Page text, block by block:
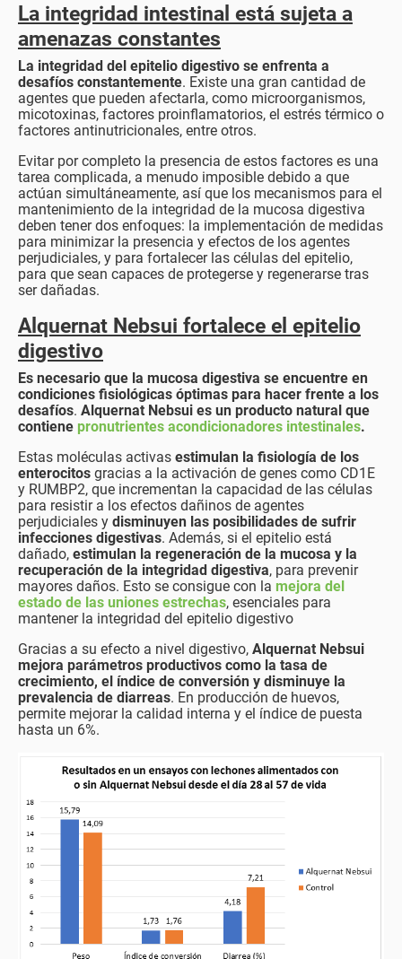
La integridad intestinal está sujeta a
amenazas constantes
La integridad del epitelio digestivo se enfrenta a
desafíos constantemente. Existe una gran cantidad de
agentes que pueden afectarla, como microorganismos,
micotoxinas, factores proinflamatorios, el estrés térmico o
factores antinutricionales, entre otros.
Evitar por completo la presencia de estos factores es una
tarea complicada, a menudo imposible debido a que
actúan simultáneamente, así que los mecanismos para el
mantenimiento de la integridad de la mucosa digestiva
deben tener dos enfoques: la implementación de medidas
para minimizar la presencia y efectos de los agentes
perjudiciales, y para fortalecer las células del epitelio,
para que sean capaces de protegerse y regenerarse tras
ser dañadas.
Alquernat Nebsui fortalece el epitelio
digestivo
Es necesario que la mucosa digestiva se encuentre en
condiciones fisiológicas óptimas para hacer frente a los
desafíos. Alquernat Nebsui es un producto natural que
contiene pronutrientes acondicionadores intestinales.
Estas moléculas activas estimulan la fisiología de los
enterocitos gracias a la activación de genes como CD1E
y RUMBP2, que incrementan la capacidad de las células
para resistir a los efectos dañinos de agentes
perjudiciales y disminuyen las posibilidades de sufrir
infecciones digestivas. Además, si el epitelio está
dañado, estimulan la regeneración de la mucosa y la
recuperación de la integridad digestiva, para prevenir
mayores daños. Esto se consigue con la mejora del
estado de las uniones estrechas, esenciales para
mantener la integridad del epitelio digestivo
Gracias a su efecto a nivel digestivo, Alquernat Nebsui
mejora parámetros productivos como la tasa de
crecimiento, el índice de conversión y disminuye la
prevalencia de diarreas. En producción de huevos,
permite mejorar la calidad interna y el índice de puesta
hasta un 6%.